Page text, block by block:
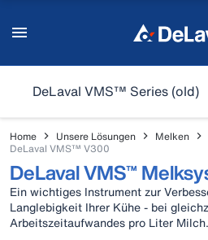
DeLaval VMS™ Series (old)
Home Unsere Lösungen Melken
DeLaval VMS™ V300
DeLaval VMS™
Ein wichtiges Instrument zur
Langlebigkeit Ihrer Kühe - bei
Arbeitszeitaufwandes pro Liter Milch.